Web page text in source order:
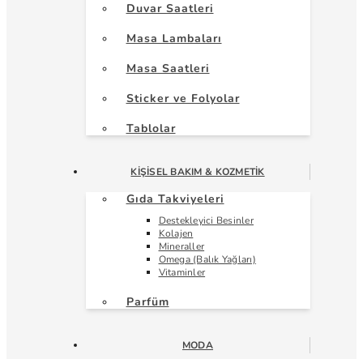
Duvar Saatleri
Masa Lambaları
Masa Saatleri
Sticker ve Folyolar
Tablolar
KIŞISEL BAKIM & KOZMETIK
Gıda Takviyeleri
Destekleyici Besinler
Kolajen
Mineraller
Omega (Balık Yağları)
Vitaminler
Parfüm
MODA